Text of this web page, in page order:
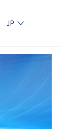
JP
CN